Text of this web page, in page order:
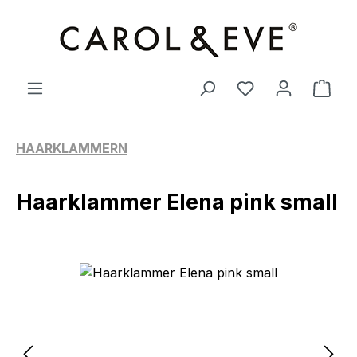
HAARKLAMMERN
Haarklammer Elena pink small
Bildergalerie überspringen